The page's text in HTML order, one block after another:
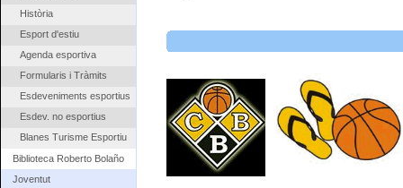
Història
Esport d'estiu
Agenda esportiva
Formularis i Tràmits
Esdeveniments esportius
Esdev. no esportius
Blanes Turisme Esportiu
Biblioteca Roberto Bolaño
Joventut